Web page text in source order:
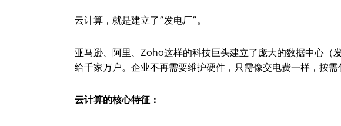
云计算，就是建立了“发电厂”。
亚马逊、阿里、Zoho这样的科技巨头建立了庞大的数据中心（
给千家万户。企业不再需要维护硬件，只需像交电费一样，按需
云计算的核心特征：